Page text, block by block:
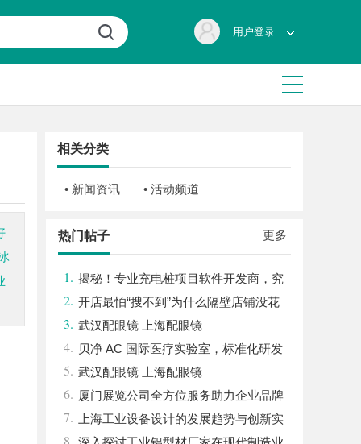
用户登录
相关分类
• 新闻资讯 • 活动频道
更多
热门帖子
1. 揭秘！专业充电桩项目软件开发商，究
竟藏着哪些行业秘诀？
2. 开店最怕“搜不到”为什么隔壁店铺没花
钱，ai却天天给他免费派单？
3. 武汉配眼镜 上海配眼镜
4. 贝净 AC 国际医疗实验室，标准化研发
体系全解析
5. 武汉配眼镜 上海配眼镜
6. 厦门展览公司全方位服务助力企业品牌
打造与市场开拓
7.
上海工业设备设计的发展趋势与创新实
8.